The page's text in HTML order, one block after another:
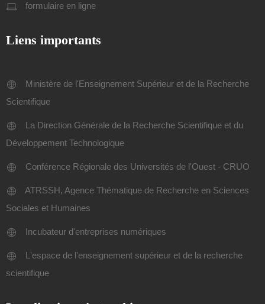
formulaire en ligne
Liens importants
Ministère de l'Enseignement Supérieur et de la Recherche
Scientifique
La Direction Générale de la Recherche Scientifique et du
Développement Technologique
Conférence Régionale des Universités de l'Ouest - CRUO
ATRSSH, Agence Thématique de Recherche en Sciences
Sociales et Humaines
Incubateur d'entreprises numériques
L'espace de l'enseignement supérieur et de la recherche
scientifique